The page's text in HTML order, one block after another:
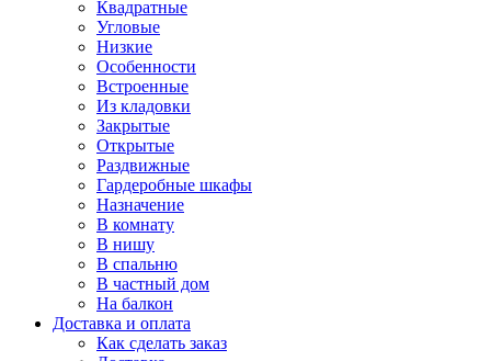
Квадратные
Угловые
Низкие
Особенности
Встроенные
Из кладовки
Закрытые
Открытые
Раздвижные
Гардеробные шкафы
Назначение
В комнату
В нишу
В спальню
В частный дом
На балкон
Доставка и оплата
Как сделать заказ